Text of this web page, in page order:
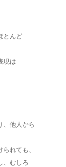
とんど
現は
、他人から
れても、
、むしろ